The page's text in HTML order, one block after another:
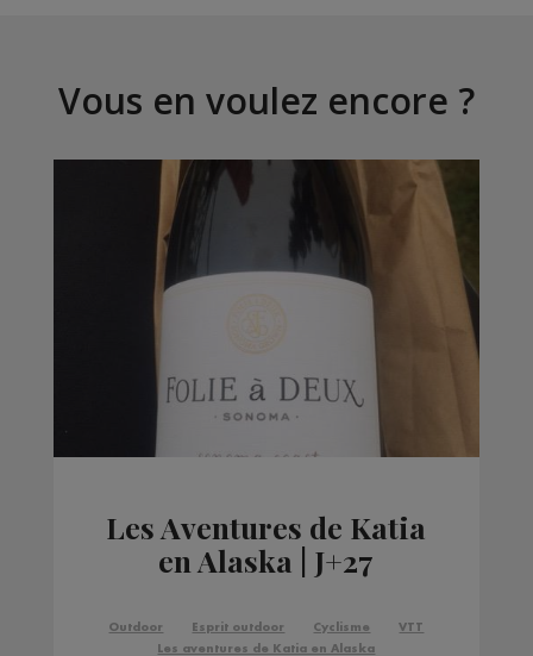
Vous en voulez encore ?
Les Aventures de Katia
en Alaska | J+27
Outdoor Esprit outdoor Cyclisme
VTT
Les aventures de Katia en Alaska